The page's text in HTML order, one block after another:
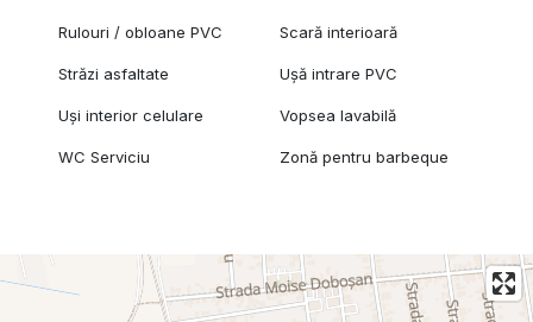
Rulouri / obloane PVC Scară interioară
Străzi asfaltate Ușă intrare PVC
Uși interior celulare Vopsea lavabilă
WC Serviciu Zonă pentru barbeque